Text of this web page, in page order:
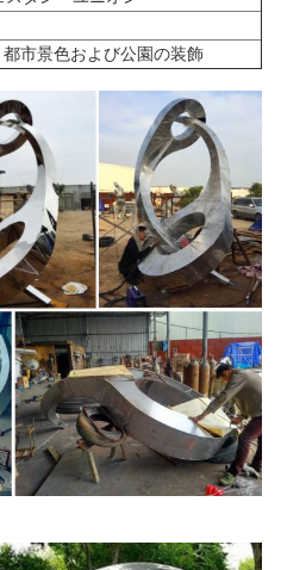
市景色および公園の装飾